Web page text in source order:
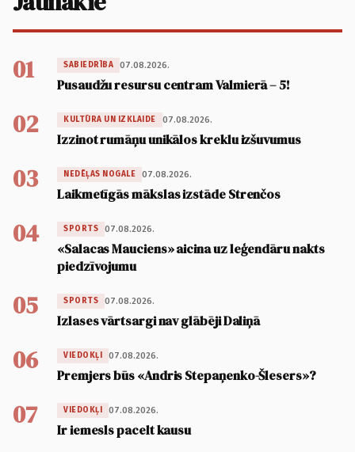
01 SABIEDRĪBA 07.08.2026.
Pusaudžu resursu centram Valmierā – 5!
02 KULTŪRA UN IZKLAIDE 07.08.2026.
Izzinot rumāņu unikālos kreklu izšuvumus
03 NEDĒĻAS NOGALE 07.08.2026.
Laikmetīgās mākslas izstāde Strenčos
04 SPORTS 07.08.2026.
«Salacas Mauciens» aicina uz leģendāru nakts
piedzīvojumu
05 SPORTS 07.08.2026.
Izlases vārtsargi nav glābēji Daliņā
06 VIEDOKĻI 07.08.2026.
Premjers būs «Andris Stepaņenko-Šlesers»?
07 VIEDOKĻI 07.08.2026.
Ir iemesls pacelt kausu